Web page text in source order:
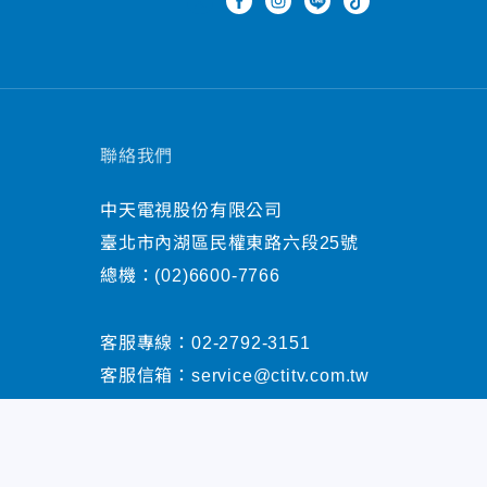
聯絡我們
中天電視股份有限公司
臺北市內湖區民權東路六段25號
總機： (02)6600-7766
客服專線： 02-2792-3151
客服信箱： service@ctitv.com.tw